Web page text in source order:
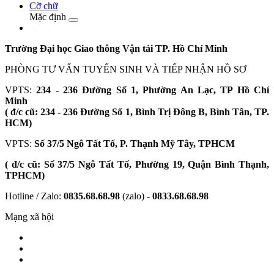
Cỡ chữ
Mặc định
Trường Đại học Giao thông Vận tải TP. Hồ Chí Minh
PHÒNG TƯ VẤN TUYỂN SINH VÀ TIẾP NHẬN HỒ SƠ
VPTS:234 - 236 Đường Số 1, Phường An Lạc, TP Hồ Chí
Minh
( đ/c cũ: 234 - 236 Đường Số 1, Bình Trị Đông B, Bình Tân, TP.
HCM)
VPTS: Số 37/5 Ngô Tất Tố, P. Thạnh Mỹ Tây, TPHCM
( đ/c cũ: Số 37/5 Ngô Tất Tố, Phường 19, Quận Bình Thạnh,
TPHCM)
Hotline / Zalo: 0835.68.68.98 (zalo) - 0833.68.68.98
Mạng xã hội